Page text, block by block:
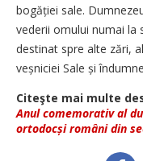
bogăției sale.
vederii omului numai la
destinat spre alte zări,
veșniciei Sale și
Citeşte mai multe
Anul comemorativ al
ortodocși români din